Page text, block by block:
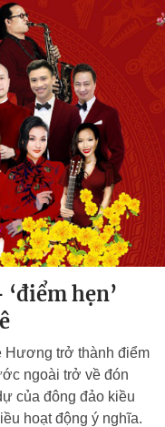
hẹn’
Hương trở thành điểm
ngoài trở về đón
của đông đảo kiều
hoạt động ý nghĩa.